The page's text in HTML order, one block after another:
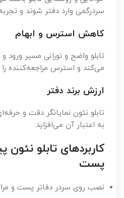
سردرگمی وارد دفتر شوند و
کاهش استرس و ابهام
تابلو واضح و نورانی مسیر
می‌کند و استرس مراجعه‌کننده
ارزش برند دفتر
تابلو نئون نمایانگر دقت و
به اعتبار آن می‌افزاید.
کاربردهای تابلو
پست
نصب روی سردر دفاتر پست و